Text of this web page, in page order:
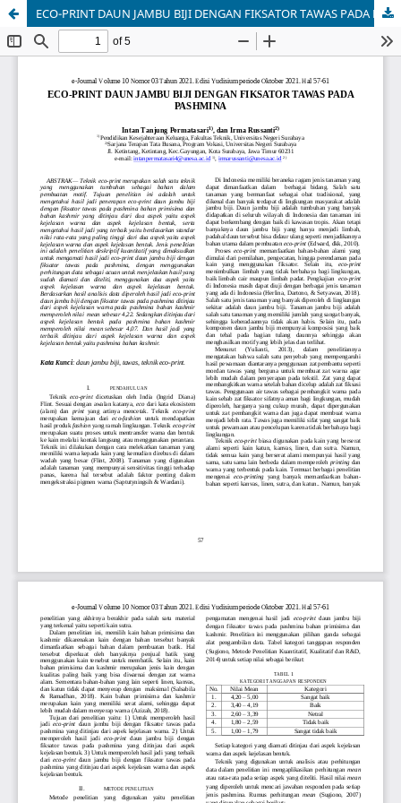
ECO-PRINT DAUN JAMBU BIJI DENGAN FIKSATOR TAWAS PADA PASHMINA